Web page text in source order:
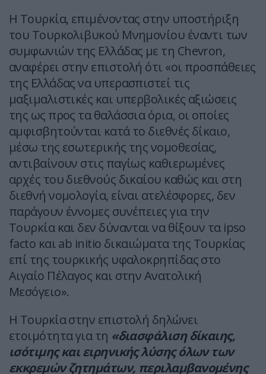
Η Τουρκία, επιμένοντας στην υποστήριξη
του Τουρκολιβυκού Μνημονίου έναντι των
συμφωνιών της Ελλάδας με τη Chevron,
αναφέρει στην επιστολή ότι «οι προσπάθειες
της Ελλάδας να υπερασπιστεί τις
μαξιμαλιστικές και υπερβολικές αξιώσεις
της ως προς τα θαλάσσια όρια, οι οποίες
αμφισβητούνται κατά το διεθνές δίκαιο,
μέσω της εσωτερικής της νομοθεσίας,
αντιβαίνουν στις παγίως καθιερωμένες
αρχές του διεθνούς δικαίου καθώς και στη
διεθνή νομολογία, είναι ατελέσφορες, δεν
παράγουν έννομες συνέπειες για την
Τουρκία και δεν δύνανται να θίξουν τα ipso
facto και ab initio δικαιώματα της Τουρκίας
επί της τουρκικής υφαλοκρηπίδας στο
Αιγαίο Πέλαγος και στην Ανατολική
Μεσόγειο».
Η Τουρκία στην επιστολή δηλώνει
ετοιμότητα για τη «διασφάλιση δίκαιης,
ισότιμης και ειρηνικής λύσης όλων των
εκκρεμών ζητημάτων, περιλαμβανομένης